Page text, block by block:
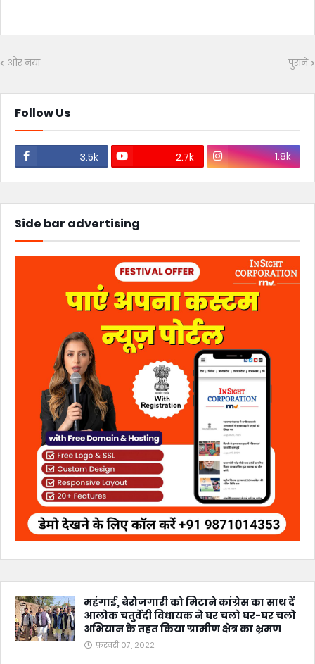
और नया पुराने
Follow Us
3.5k 2.7k 1.8k
Side bar advertising
महंगाई, बेरोजगारी को मिटाने कांग्रेस का साथ दें
आलोक चतुर्वेदी विधायक ने घर चलो घर-घर चलो
अभियान के तहत किया ग्रामीण क्षेत्र का भ्रमण
फ़रवरी 07, 2022